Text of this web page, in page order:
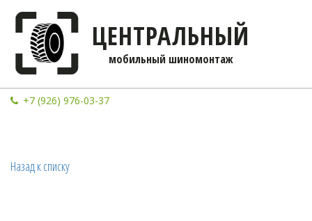
ЦЕНТРАЛЬНЫЙ
мобильны­­й шиномонтаж
+7 (926) 976-03-37
Назад к списку